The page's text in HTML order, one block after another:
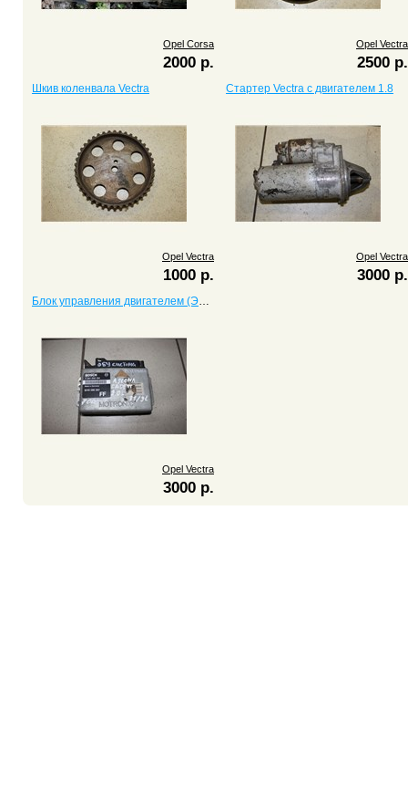
Opel Corsa
2000 р.
Opel Vectra
2500 р.
Шкив коленвала Vectra
Opel Vectra
1000 р.
Стартер Vectra c двигателем 1.8
Opel Vectra
3000 р.
Блок управления двигателем (ЭБУ, мозги) Vectra
Opel Vectra
3000 р.